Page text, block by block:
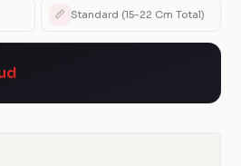
📏 Standard (15-22 Cm Total)